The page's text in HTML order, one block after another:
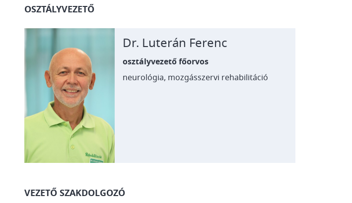
OSZTÁLYVEZETŐ
Dr. Luterán Ferenc
osztályvezető főorvos
neurológia, mozgásszervi rehabilitáció
VEZETŐ SZAKDOLGOZÓ